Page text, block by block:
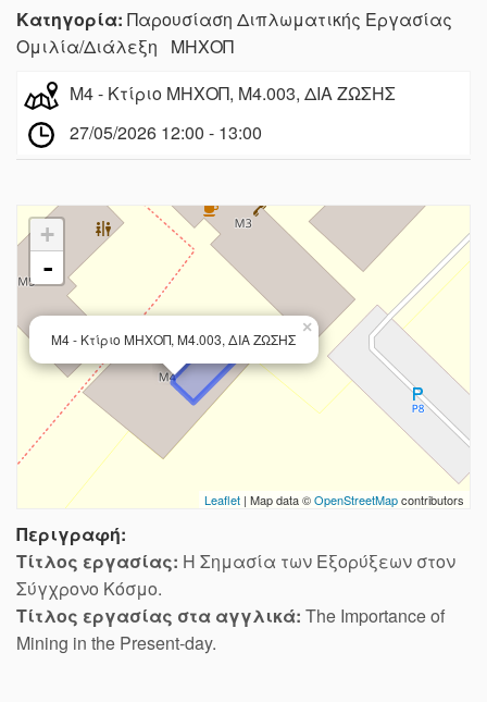
Κατηγορία: Παρουσίαση Διπλωματικής Εργασίας
Ομιλία/Διάλεξη ΜΗΧΟΠ
Μ4 - Κτίριο ΜΗΧΟΠ, Μ4.003, ΔΙΑ ΖΩΣΗΣ
27/05/2026 12:00 - 13:00
×
Μ4 - Κτίριο ΜΗΧΟΠ, Μ4.003, ΔΙΑ ΖΩΣΗΣ
+
-
Leaflet | Map data ©OpenStreetMapcontributors
Περιγραφή:
Τίτλος εργασίας: Η Σημασία των Εξορύξεων στον
Σύγχρονο Κόσμο.
Τίτλος εργασίας στα αγγλικά: The Importance of
Mining in the Present-day.